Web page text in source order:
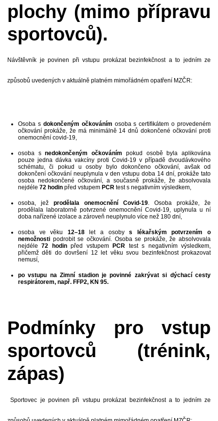
plochy (mimo přípravu
sportovců).
Návštěvník je povinen při vstupu prokázat bezinfekčnost a to jedním ze
způsobů uvedených v aktuálně platném mimořádném opatření MZČR:
Osoba s dokončeným očkováním osoba s certifikátem o provedeném
očkování prokáže, že má minimálně 14 dnů dokončené očkování proti
onemocnění covid-19,
osoba snedokončeným očkováním pokud osobě byla aplikována
pouze jedna dávka vakcíny proti Covid-19 v případě dvoudávkového
schématu, či pokud u osoby bylo dokončeno očkování, avšak od
dokončení očkování neuplynula v den vstupu doba 14 dní, prokáže tato
osoba nedokončené očkování, a současně prokáže, že absolvovala
nejdéle 72 hodin před vstupem PCR test s negativním výsledkem,
osoba, jež prodělala onemocnění Covid-19 . Osoba prokáže, že
prodělala laboratorně potvrzené onemocnění Covid-19, uplynula u ní
doba nařízené izolace a zároveň neuplynulo více než 180 dní,
osoba ve věku 12–18let a osobys lékařským potvrzením o
nemožnosti podrobit se očkování. Osoba se prokáže, že absolvovala
nejdéle72 hodinpřed vstupemPCR test s negativním výsledkem,
přičemž děti do dovršení 12 let věku svou bezinfekčnost prokazovat
nemusí,
po vstupu na Zimní stadion je povinné zakrývat si dýchací cesty
respirátorem, např. FFP2, KN 95.
Podmínky pro vstup
sportovců (trénink,
zápas)
Sportovec je povinen při vstupu prokázat bezinfekčnost a to jedním ze